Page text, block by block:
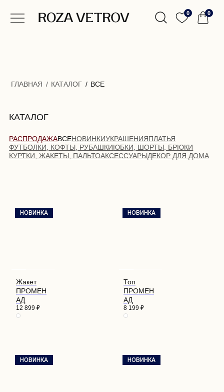
РАСПРОДАЖА
КУРТКИ, ЖАКЕТЫ, ПАЛЬТОАКСЕССУАРЫДЕКОР ДЛЯ ДОМА
НОВИНКА
Жакет
ПРОМЕН
АД
12 899 ₽
НОВИНКА
Топ
ПРОМЕН
АД
8 199 ₽
НОВИНКА НОВИНКА